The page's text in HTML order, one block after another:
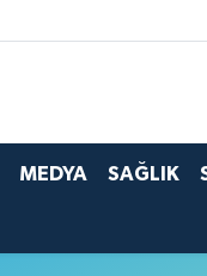
MEDYA SAĞLIK